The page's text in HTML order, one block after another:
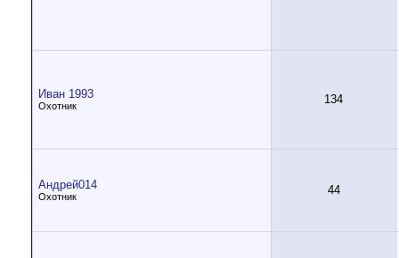
Иван 1993
Охотник 134
Андрей014
Охотник 44